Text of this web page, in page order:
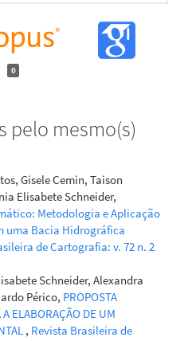
0
pelo mesmo(s)
Gisele Cemin, Taison
Elisabete Schneider,
Metodologia e Aplicação
uma Bacia Hidrográfica
de Cartografia: v. 72 n. 2
Schneider, Alexandra
Périco, PROPOSTA
ELABORAÇÃO DE UM
, Revista Brasileira de